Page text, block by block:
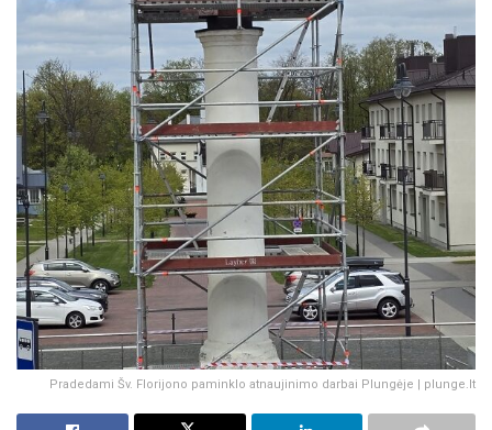
Pradedami Šv. Florijono paminklo atnaujinimo darbai Plungėje | plunge.lt